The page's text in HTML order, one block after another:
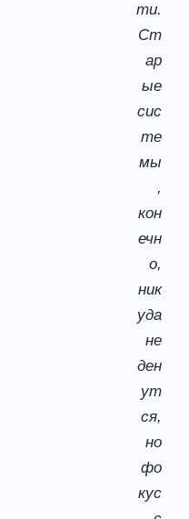
ти.
Ст
ар
ые
сис
те
мы
,
кон
ечн
о,
ник
уда
не
ден
ут
ся,
но
фо
кус